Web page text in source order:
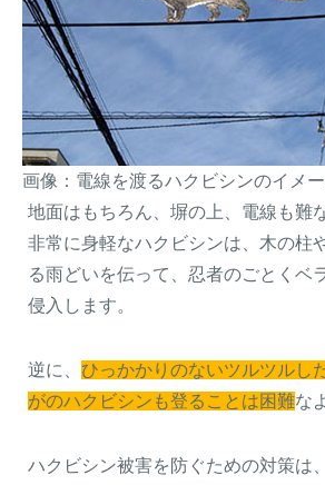
画像：電線を渡るハクビシンのイメ
地面はもちろん、塀の上、電線も難
非常に身軽なハクビシンは、木の柱
る雨どいを伝って、忍者のごとくベ
侵入します。
逆に、 ひっかかりのないツルツルし
がのハクビシンも登ることは困難な
ハクビシン被害を防ぐための対策は